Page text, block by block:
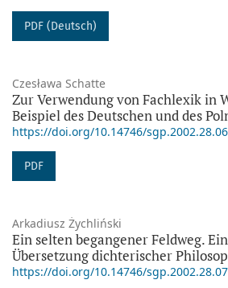
PDF (Deutsch)
Czesława Schatte
Zur Verwendung von Fachlexik in
Beispiel des Deutschen und des
https://doi.org/10.14746/sgp.2002.28.06
PDF
Arkadiusz Żychliński
Ein selten begangener Feldweg.
Übersetzung dichterischer
https://doi.org/10.14746/sgp.2002.28.07